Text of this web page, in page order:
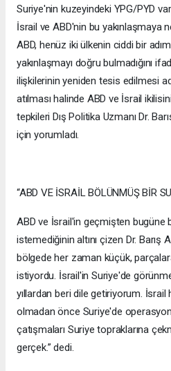
Suriye'nin kuzeyindeki YPG/PYD
İsrail ve ABD'nin bu yakınlaşmaya
ABD, henüz iki ülkenin ciddi bir
yakınlaşmayı doğru bulmadığını
ilişkilerinin yeniden tesis edilmesi
atılması halinde ABD ve İsrail
tepkileri Dış Politika Uzmanı Dr.
için yorumladı.
“ABD VE İSRAİL BÖLÜNMÜŞ BİR
ABD ve İsrail'in geçmişten bugüne
istemediğinin altını çizen Dr. Barış
bölgede her zaman küçük,
istiyordu. İsrail'in Suriye'de
yıllardan beri dile getiriyorum. İsrail
olmadan önce Suriye'de
çatışmaları Suriye topraklarına
gerçek.” dedi.